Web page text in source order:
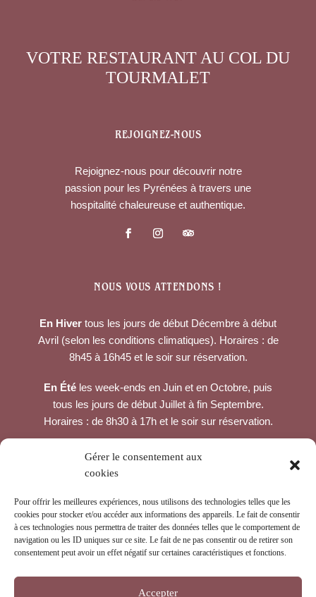
Gérer le consentement aux
cookies
Pour offrir les meilleures expériences, nous utilisons des technologies telles que les
cookies pour stocker et/ou accéder aux informations des appareils. Le fait de consentir
à ces technologies nous permettra de traiter des données telles que le comportement de
navigation ou les ID uniques sur ce site. Le fait de ne pas consentir ou de retirer son
consentement peut avoir un effet négatif sur certaines caractéristiques et fonctions.
Accepter
VOTRE RESTAURANT AU COL DU
TOURMALET
REJOIGNEZ-NOUS
Rejoignez-nous pour découvrir notre
passion pour les Pyrénées à travers une
hospitalité chaleureuse et authentique.
NOUS VOUS ATTENDONS !
En Hiver tous les jours de début Décembre à début
Avril (selon les conditions climatiques). Horaires : de
8h45 à 16h45 et le soir sur réservation.
En Été les week-ends en Juin et en Octobre, puis
tous les jours de début Juillet à fin Septembre.
Horaires : de 8h30 à 17h et le soir sur réservation.
65200 LA MONGIE